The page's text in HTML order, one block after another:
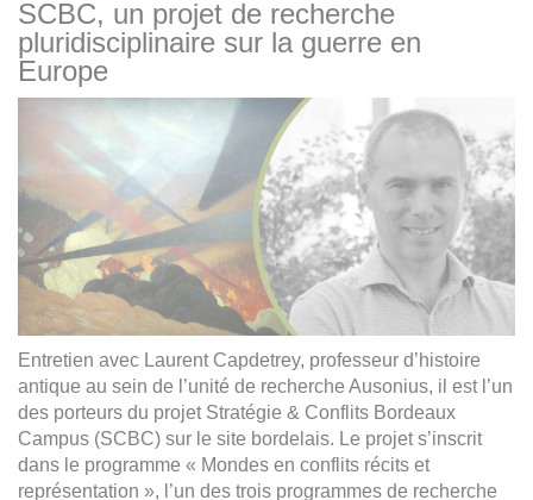
SCBC, un projet de recherche
pluridisciplinaire sur la guerre en
Europe
Entretien avec Laurent Capdetrey, professeur d’histoire
antique au sein de l’unité de recherche Ausonius, il est l’un
des porteurs du projet Stratégie & Conflits Bordeaux
Campus (SCBC) sur le site bordelais. Le projet s’inscrit
dans le programme « Mondes en conflits récits et
représentation », l’un des trois programmes de recherche